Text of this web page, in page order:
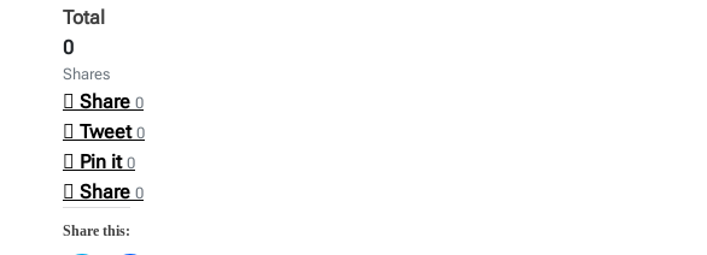
Total
0
Shares
Share 0
Tweet 0
Pin it 0
Share 0
Share this: